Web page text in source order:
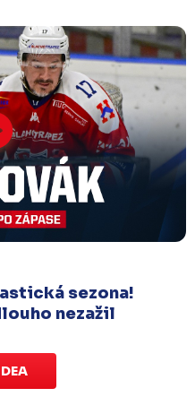
speciálních dresů
20:00.
kola proti Ústí nad
odehrát 15.
Slovanu
na náhradním
Labem utkají doma
od 18:00.
sezona!
nezažil